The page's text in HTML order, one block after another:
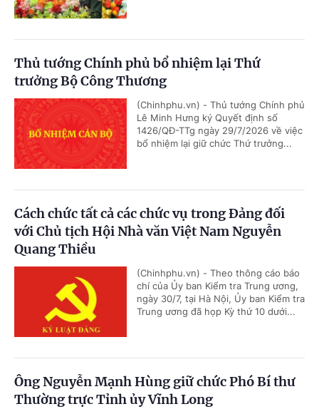
Thủ tướng Chính phủ bổ nhiệm lại Thứ
trưởng Bộ Công Thương
(Chinhphu.vn) - Thủ tướng Chính phủ
Lê Minh Hưng ký Quyết định số
1426/QĐ-TTg ngày 29/7/2026 về việc
bổ nhiệm lại giữ chức Thứ trưởng...
Cách chức tất cả các chức vụ trong Đảng đối
với Chủ tịch Hội Nhà văn Việt Nam Nguyễn
Quang Thiều
(Chinhphu.vn) - Theo thông cáo báo
chí của Ủy ban Kiểm tra Trung ương,
ngày 30/7, tại Hà Nội, Ủy ban Kiểm tra
Trung ương đã họp Kỳ thứ 10 dưới...
Ông Nguyễn Mạnh Hùng giữ chức Phó Bí thư
Thường trực Tỉnh ủy Vĩnh Long